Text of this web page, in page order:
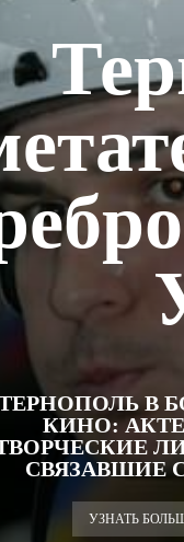
В
КИНО:
СВЯЗАВШИЕ
УЗНАТЬ